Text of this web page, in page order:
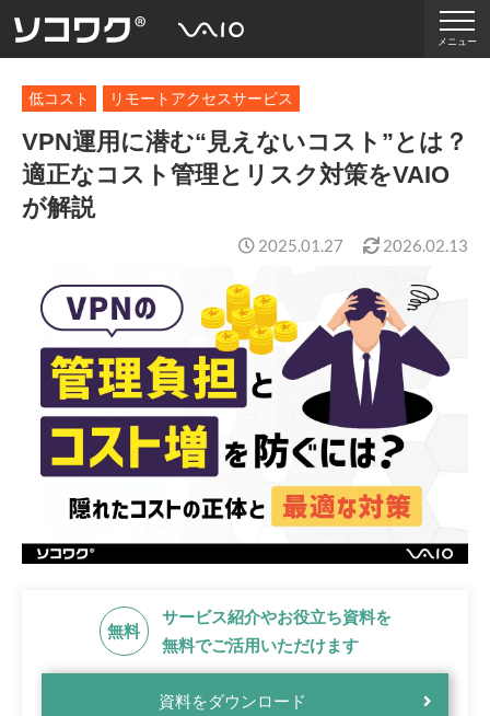
メニュー
低コスト リモートアクセスサービス
VPN運用に潜む“見えないコスト”とは？
適正なコスト管理とリスク対策をVAIO
が解説
2025.01.27 2026.02.13
無料
サービス紹介やお役立ち資料を
無料でご活用いただけます
資料をダウンロード